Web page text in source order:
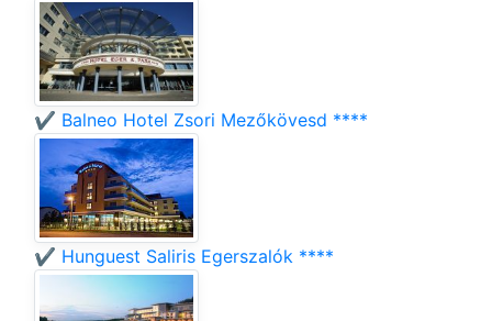
✔️ Balneo Hotel Zsori Mezőkövesd ****
✔️ Hunguest Saliris Egerszalók ****